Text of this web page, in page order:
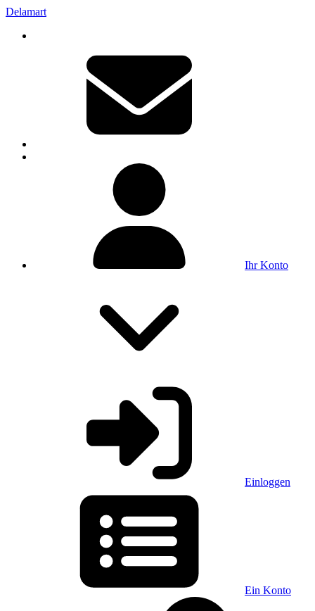
Delamart
Ihr Konto
Einloggen
Ein Konto